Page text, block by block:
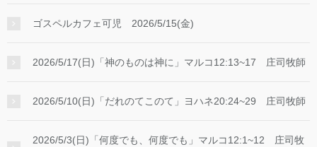
ゴスペルカフェ可児 2026/5/15(金)
2026/5/17(日)「神のものは神に」マルコ12:13~17 庄司牧師
2026/5/10(日)「だれのてこのて」ヨハネ20:24~29 庄司牧師
2026/5/3(日)「何度でも、何度でも」マルコ12:1~12 庄司牧